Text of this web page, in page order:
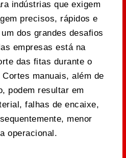
indústrias que exigem
precisos, rápidos e
dos grandes desafios
empresas está na
das fitas durante o
manuais, além de
podem resultar em
falhas de encaixe,
menor
operacional.